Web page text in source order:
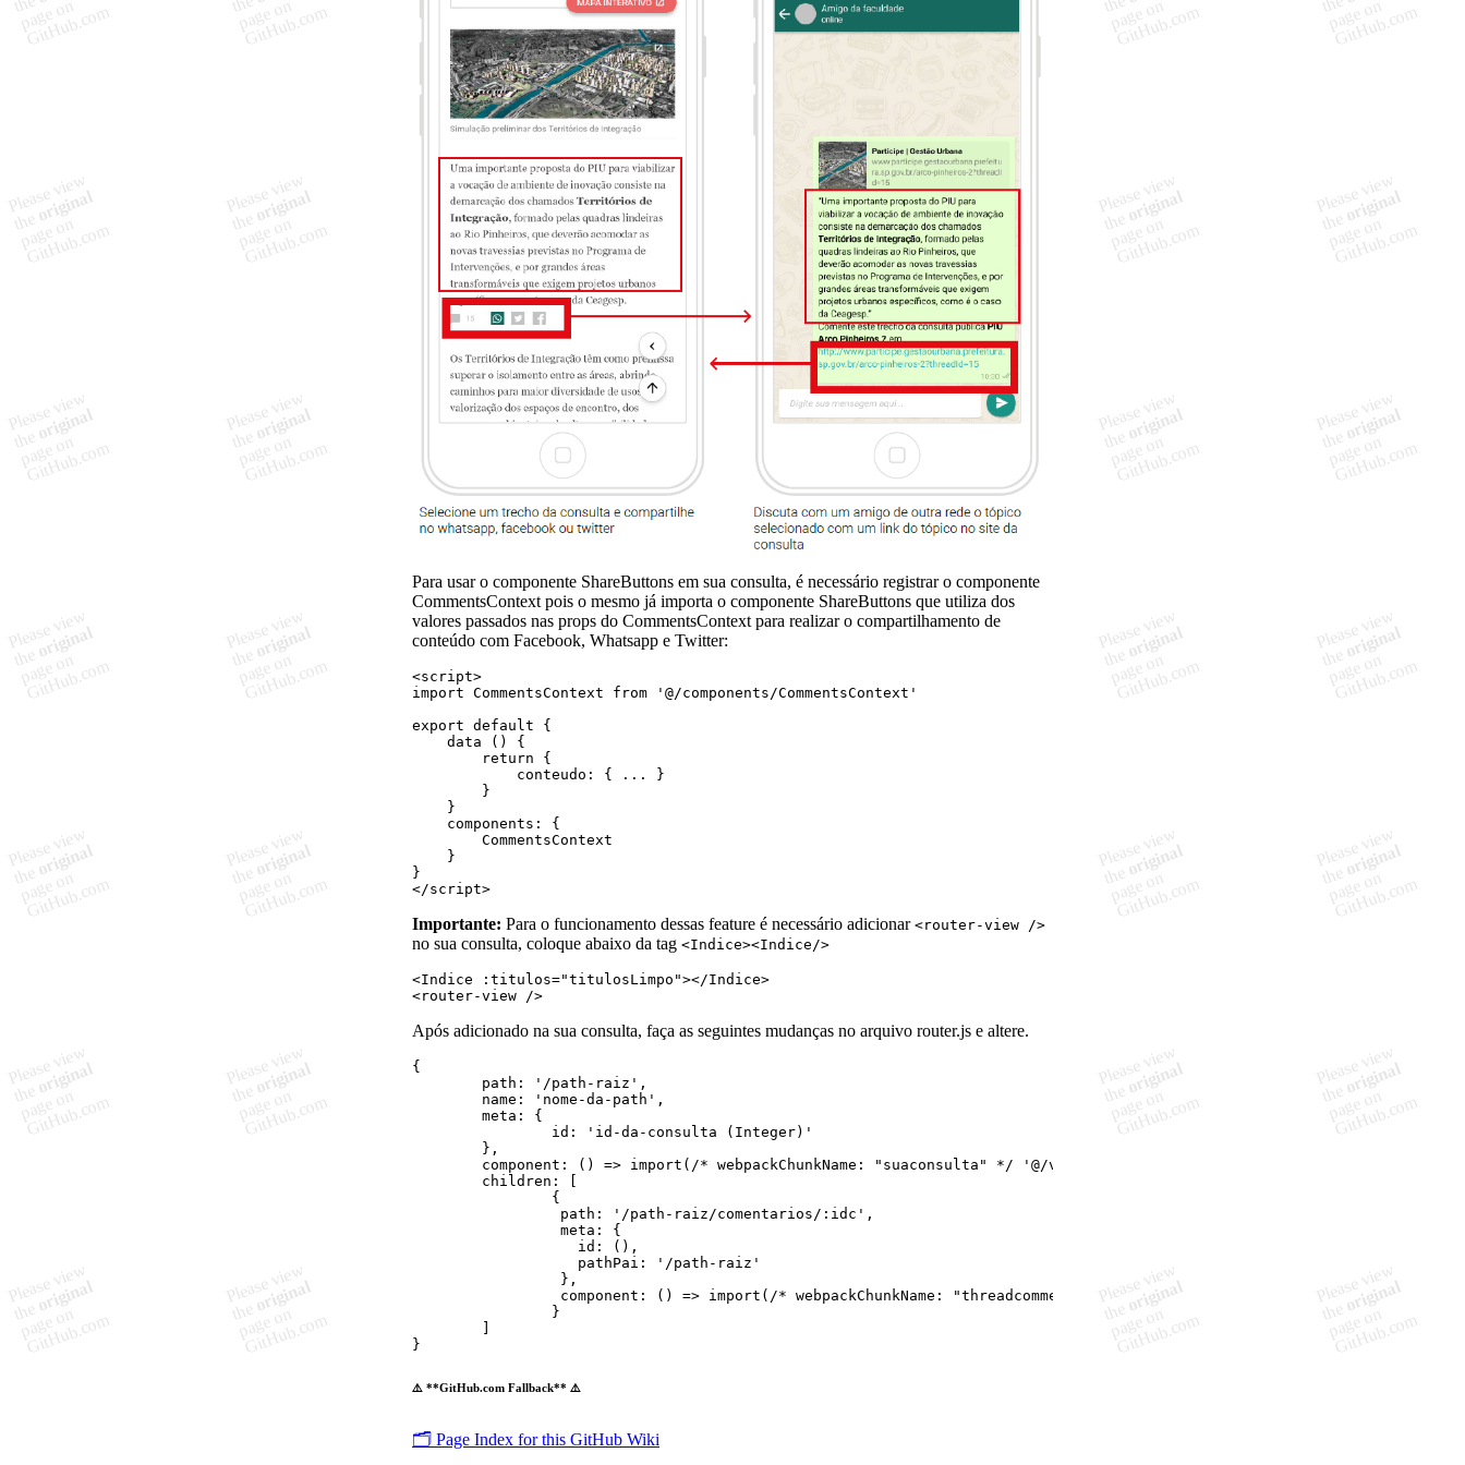
Para usar o componente ShareButtons em sua consulta, é necessário registrar o componente
CommentsContext pois o mesmo já importa o componente ShareButtons que utiliza dos
valores passados nas props do CommentsContext para realizar o compartilhamento de
conteúdo com Facebook, Whatsapp e Twitter:
<script>
import CommentsContext from ' @/components/CommentsContext '
export default {
data () {
return {
            conteudo
: { ...
}
        }
    }
    components
:
{
        CommentsContext
    }
}
</script>
Importante: Para o funcionamento dessas feature é necessário adicionar <router-view />
no sua consulta, coloque abaixo da tag <Indice><Indice/>
<Indice : titulos="titulosLimpo "></Indice>
<router-view />
Após adicionado na sua consulta, faça as seguintes mudanças no arquivo router.js e altere.
{
path : '/path-raiz' ,
name : 'nome-da-path' ,
meta : {
id :
'id-da-consulta (Integer)'
} ,
component : ( ) => import ( /* webpackChunkName: "suaconsulta" */ '@/views/SuaConsulta'
children :
{
path : '/path-raiz/comentarios/:idc' ,
meta : {
id : ( ) ,
pathPai :
'/path-raiz'
} ,
component : ( ) => import ( /* webpackChunkName: "threadcomments" */ '@/views/ThreadComments' )
}
}
⚠️ **GitHub.com Fallback** ⚠️
🗂️ Page Index for this GitHub Wiki